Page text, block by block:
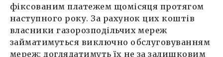
фіксованим платежем щомісяця протягом
наступного року. За рахунок цих коштів
власники газорозподільчих мереж
займатимуться виключно обслуговуванням
мереж: доглядатимуть їх не за залишковим